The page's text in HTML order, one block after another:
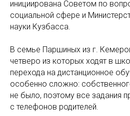
инициирована Советом по
социальной сфере и
науки Кузбасса.
В семье Паршиных из г.
четверо из которых ходят в
перехода на дистанционное
особенно сложно:
не было, поэтому все задания
с телефонов родителей.